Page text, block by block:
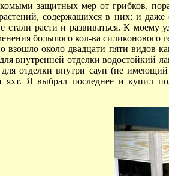
защитных мер от грибков,
содержащихся в них; и
стали расти и развиваться. К
большого кол-ва силиконового
взошло около двадцати пяти видов
внутренней отделки водостойкий
отделки внутри саун (не
яхт. Я выбрал последнее и купил